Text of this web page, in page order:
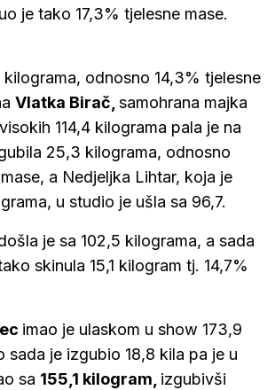
je tako 17,3% tjelesne mase.
kilograma, odnosno 14,3% tjelesne
Vlatka Birač, samohrana majka
114,4 kilograma pala je na
25,3 kilograma, odnosno
a Nedjeljka Lihtar, koja je
u studio je ušla sa 96,7.
je sa 102,5 kilograma, a sada
skinula 15,1 kilogram tj. 14,7%
imao je ulaskom u show 173,9
sada je izgubio 18,8 kila pa je u
sa 155,1 kilogram, izgubivši